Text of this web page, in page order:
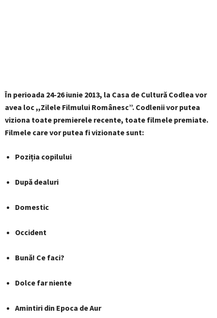
În perioada 24-26 iunie 2013, la Casa de Cultură Codlea vor
avea loc ,,Zilele Filmului Românesc”. Codlenii vor putea
viziona toate premierele recente, toate filmele premiate.
Filmele care vor putea fi vizionate sunt:
Poziția copilului
După dealuri
Domestic
Occident
Bună! Ce faci?
Dolce far niente
Amintiri din Epoca de Aur